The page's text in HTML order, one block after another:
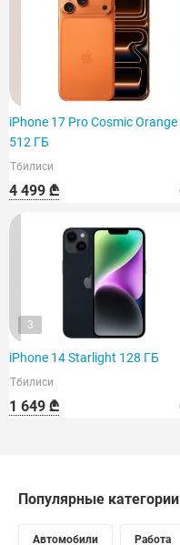
iPhone 17 Pro Cosmic Orange
512 ГБ
Тбилиси
4 499 ₾
3
iPhone 14 Starlight 128 ГБ
Тбилиси
1 649 ₾
Популярные категории
Автомобили Работа